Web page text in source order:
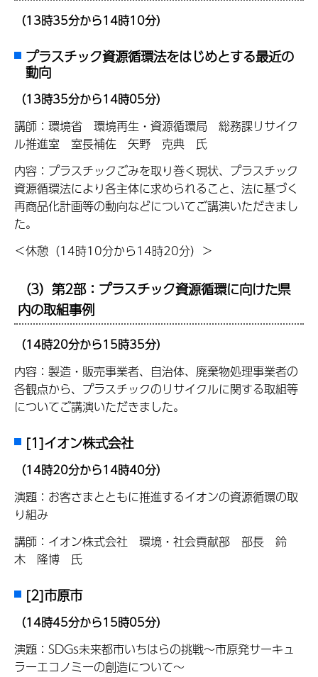
（13時35分から14時10分）
プラスチック資源循環法をはじめとする最近の
動向
（13時35分から14時05分）
講師：環境省 環境再生・資源循環局 総務課リサイク
ル推進室 室長補佐 矢野 克典 氏
内容：プラスチックごみを取り巻く現状、プラスチック
資源循環法により各主体に求められること、法に基づく
再商品化計画等の動向などについてご講演いただきまし
た。
＜休憩（14時10分から14時20分）＞
（3）第2部：プラスチック資源循環に向けた県
内の取組事例
（14時20分から15時35分）
内容：製造・販売事業者、自治体、廃棄物処理事業者の
各観点から、プラスチックのリサイクルに関する取組等
についてご講演いただきました。
[1]イオン株式会社
（14時20分から14時40分）
演題：お客さまとともに推進するイオンの資源循環の取
り組み
講師：イオン株式会社 環境・社会貢献部 部長 鈴
木 隆博 氏
[2]市原市
（14時45分から15時05分）
演題：SDGs未来都市いちはらの挑戦～市原発サーキュ
ラーエコノミーの創造について～